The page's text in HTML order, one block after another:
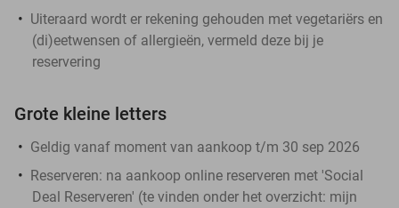
Uiteraard wordt er rekening gehouden met vegetariërs en
(di)eetwensen of allergieën, vermeld deze bij je
reservering
Grote kleine letters
Geldig vanaf moment van aankoop t/m 30 sep 2026
Reserveren: na aankoop online reserveren met 'Social
Deal Reserveren' (te vinden onder het overzicht: mijn